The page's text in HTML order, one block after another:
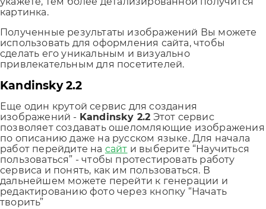
картинка.
Полученные результаты изображений Вы можете
использовать для оформления сайта, чтобы
сделать его уникальным и визуально
привлекательным для посетителей.
Kandinsky 2.2
Еще один крутой сервис для создания
изображений - Kandinsky 2.2 Этот сервис
позволяет создавать ошеломляющие изображения
по описанию даже на русском языке. Для начала
работ перейдите на сайт и выберите “Научиться
пользоваться” - чтобы протестировать работу
сервиса и понять, как им пользоваться. В
дальнейшем можете перейти к генерации и
редактированию фото через кнопку “Начать
творить”